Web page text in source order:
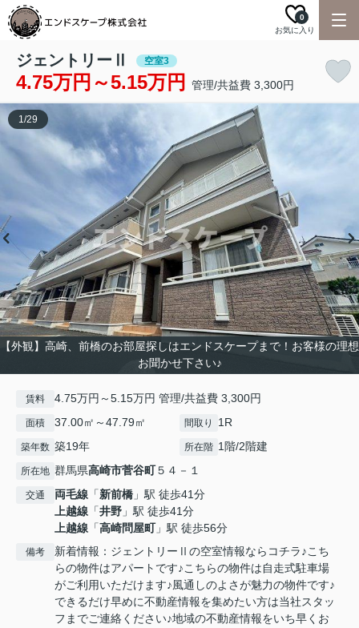
お気に入り
0
ジェントリーⅡ 空室3
4.75万円～5.15万円 管理/共益費 3,300円
【外観】高崎、前橋のお部屋探しはエンドスケープまで！お客様の理想
お聞かせ下さい♪
1/29
賃料 4.75万円～5.15万円 管理/共益費 3,300円
面積 37.00㎡～47.79㎡ 間取り 1R
築年数 築19年 所在階 1階/2階建
所在地 群馬県高崎市菅谷町５４－１
交通 両毛線 「新前橋 」駅 徒歩41分
上越線 「井野 」駅 徒歩41分
上越線 「高崎問屋町」駅 徒歩56分
備考
新着情報：ジェントリーⅡの空室情報ならコチラ♪こち
らの物件はアパートです♪こちらの物件は自走式駐車場
がご利用いただけます♪風通しのよさが魅力の物件です♪
できるだけ早めに不動産情報を集めたい方は当社スタッ
フまでご連絡ください♪地域の不動産情報をいち早くお